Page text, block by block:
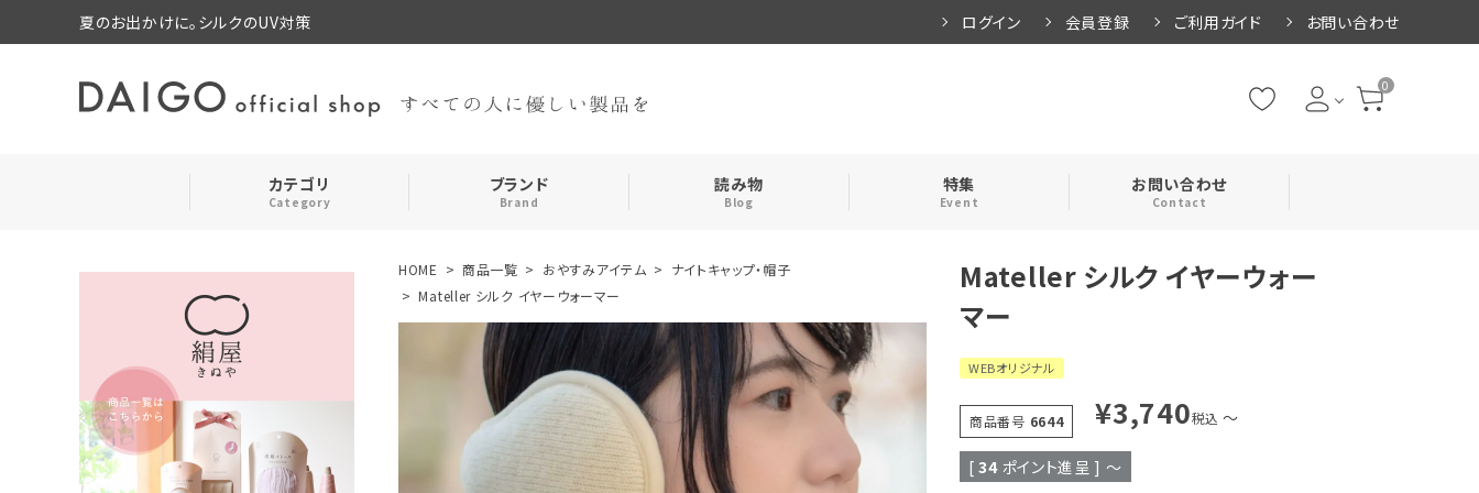
夏のお出かけに。シルクのUV対策 ログイン 会員登録 ご利用ガイド お問い合わせ
0
カテゴリ
Category
靴下・レッグウォーマー 手袋・アームカバー インナー・腹巻
おやすみアイテム
コスメ・その他 メンズ キッズ
食品
ブランド
Brand
読み物
Blog
特集
Event
お問い合わせ
Contact
search
お気に入り
HOME 商品一覧 おやすみアイテム
ナイトキャップ・帽子
Mateller シルク イヤーウォーマー
Mateller シルク イヤーウォー
マー
WEBオリジナル
商品番号 6644 ¥3,740税込 〜
[ 34 ポイント進呈 ] 〜